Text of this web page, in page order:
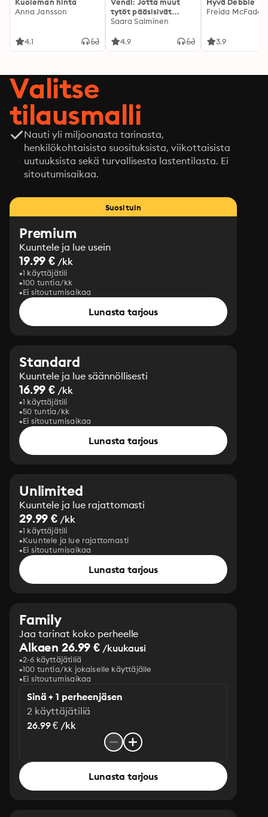
Anna Jansson
4.1
tytöt pääsisivät
kotiin
Saara Salminen
4.9
Freida
3.9
Valitse
tilausmalli
Nauti yli miljoonasta tarinasta,
henkilökohtaisista suosituksista, viikottaisista
uutuuksista sekä turvallisesta lastentilasta. Ei
sitoutumisaikaa.
Suosituin
Premium
Kuuntele ja lue usein
19.99 € /kk
1 käyttäjätili
100 tuntia/kk
Ei sitoutumisaikaa
Lunasta tarjous
Standard
Kuuntele ja lue säännöllisesti
16.99 € /kk
1 käyttäjätili
50 tuntia/kk
Ei sitoutumisaikaa
Lunasta tarjous
Unlimited
Kuuntele ja lue rajattomasti
29.99 € /kk
1 käyttäjätili
Kuuntele ja lue rajattomasti
Ei sitoutumisaikaa
Lunasta tarjous
Family
Jaa tarinat koko perheelle
Alkaen 26.99 € /kuukausi
2-6 käyttäjätiliä
100 tuntia/kk jokaiselle käyttäjälle
Ei sitoutumisaikaa
Sinä + 1 perheenjäsen
2 käyttäjätiliä
26.99 € /kk
Lunasta tarjous